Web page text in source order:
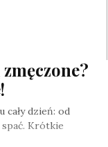
dzień: od
spać. Krótkie